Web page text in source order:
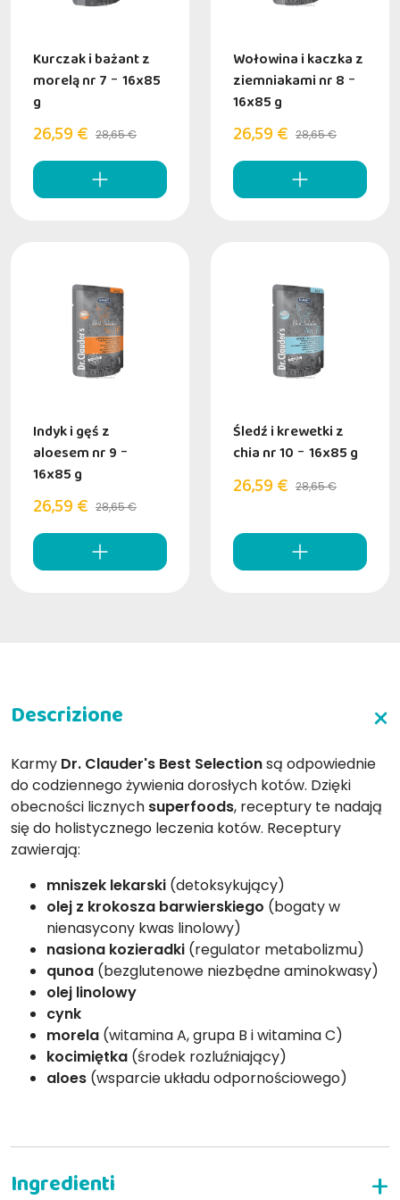
Kurczak i bażant z
morelą nr 7 - 16x85
g
26,59 € 28,65 €
Wołowina i kaczka z
ziemniakami nr 8 -
16x85 g
26,59 € 28,65 €
Indyk i gęś z
aloesem nr 9 -
16x85 g
26,59 € 28,65 €
Śledź i krewetki z
chia nr 10 - 16x85 g
26,59 € 28,65 €
Karmy Dr. Clauder's Best Selectionsą odpowiednie
do codziennego żywienia dorosłych kotów. Dzięki
obecności licznych superfoods, receptury te nadają
się do holistycznego leczenia kotów. Receptury
zawierają:
mniszek lekarski (detoksykujący)
olej z krokosza barwierskiego (bogaty w
nienasycony kwas linolowy)
nasiona kozieradki (regulator metabolizmu)
qunoa (bezglutenowe niezbędne aminokwasy)
olej linolowy
cynk
morela (witamina A, grupa B i witamina C)
kocimiętka (środek rozluźniający)
aloes (wsparcie układu odpornościowego)